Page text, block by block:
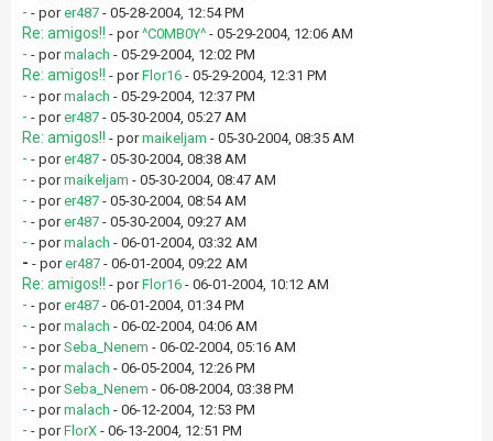
- - porer487 - 05-28-2004, 12:54 PM
Re: amigos!! - por^C0MB0Y^ - 05-29-2004, 12:06 AM
- - pormalach - 05-29-2004, 12:02 PM
Re: amigos!! - porFlor16 - 05-29-2004, 12:31 PM
- - pormalach - 05-29-2004, 12:37 PM
- - porer487 - 05-30-2004, 05:27 AM
Re: amigos!! - pormaikeljam - 05-30-2004, 08:35 AM
- - porer487 - 05-30-2004, 08:38 AM
- - pormaikeljam - 05-30-2004, 08:47 AM
- - porer487 - 05-30-2004, 08:54 AM
- - porer487 - 05-30-2004, 09:27 AM
- - pormalach - 06-01-2004, 03:32 AM
- - porer487 - 06-01-2004, 09:22 AM
Re: amigos!! - porFlor16 - 06-01-2004, 10:12 AM
- - porer487 - 06-01-2004, 01:34 PM
- - pormalach - 06-02-2004, 04:06 AM
- - porSeba_Nenem - 06-02-2004, 05:16 AM
- - pormalach - 06-05-2004, 12:26 PM
- - porSeba_Nenem - 06-08-2004, 03:38 PM
- - pormalach - 06-12-2004, 12:53 PM
- - porFlorX - 06-13-2004, 12:51 PM